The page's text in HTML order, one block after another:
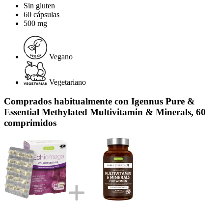
Sin gluten
60 cápsulas
500 mg
Vegano
Vegetariano
Comprados habitualmente con Igennus Pure &
Essential Methylated Multivitamin & Minerals, 60
comprimidos